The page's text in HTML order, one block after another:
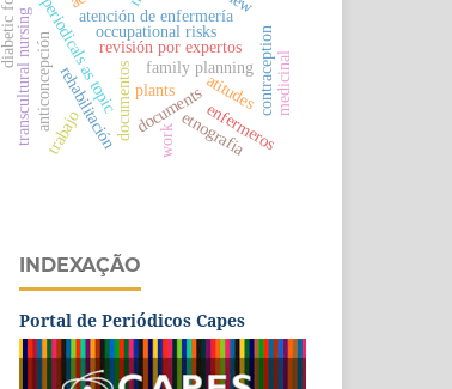
documentos
periodicals as topicrevisión por expertos
transcultural nursing atención de enfermería
family planning contraception
anticoncepción documentsenfermeros
occupational risks
diabetic foot
rehabilitación etnografia
atitudes
plants medicinal
work
trabajo
INDEXAÇÃO
Portal de Periódicos Capes